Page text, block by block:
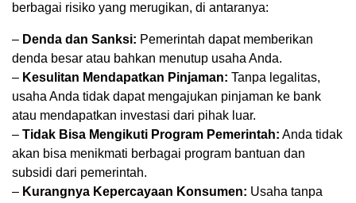
berbagai risiko yang merugikan, di antaranya:
– Denda dan Sanksi: Pemerintah dapat memberikan
denda besar atau bahkan menutup usaha Anda.
– Kesulitan Mendapatkan Pinjaman: Tanpa legalitas,
usaha Anda tidak dapat mengajukan pinjaman ke bank
atau mendapatkan investasi dari pihak luar.
– Tidak Bisa Mengikuti Program Pemerintah: Anda tidak
akan bisa menikmati berbagai program bantuan dan
subsidi dari pemerintah.
– Kurangnya Kepercayaan Konsumen: Usaha tanpa